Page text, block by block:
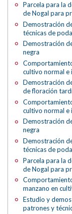
Parcela para la
de Nogal para
Demostración
técnicas de poda
Demostración
negra
cultivo normal e
Demostración
de floración
cultivo normal e
Demostración
negra
Demostración
técnicas de poda
Parcela para la
de Nogal para
manzano en
Estudio y
patrones y